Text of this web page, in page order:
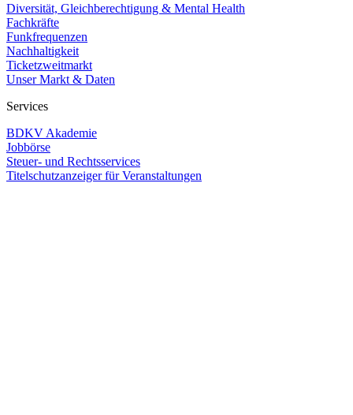
Diversität, Gleichberechtigung & Mental Health
Fachkräfte
Funkfrequenzen
Nachhaltigkeit
Ticketzweitmarkt
Unser Markt & Daten
Services
BDKV Akademie
Jobbörse
Steuer- und Rechtsservices
Titelschutzanzeiger für Veranstaltungen